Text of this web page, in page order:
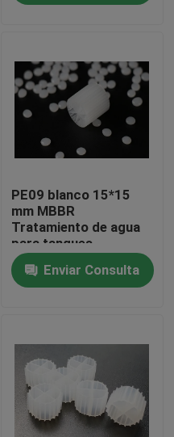
PE09 blanco 15*15
mm MBBR
Tratamiento de agua
para tanques
anaeróbicos
Enviar Consulta